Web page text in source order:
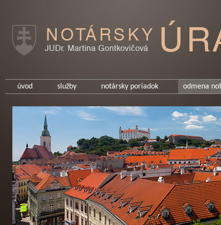
úvod služby notársky poriadok odmena